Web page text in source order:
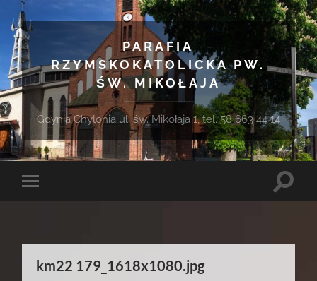
PARAFIA
RZYMSKOKATOLICKA PW.
ŚW. MIKOŁAJA
Gdynia Chylonia ul. św. Mikołaja 1, tel. 58 663 44 14
Toggle
Toggle
km22 179_1618x1080.jpg